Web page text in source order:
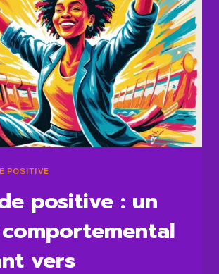
POSITIVE
positive : un
vers